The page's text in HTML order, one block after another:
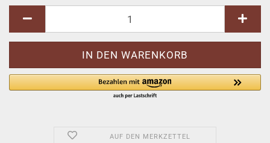
AUF DEN MERKZETTEL